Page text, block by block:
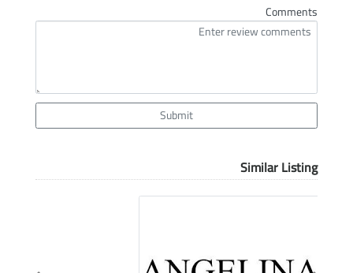
Comments
Submit
Similar Listing